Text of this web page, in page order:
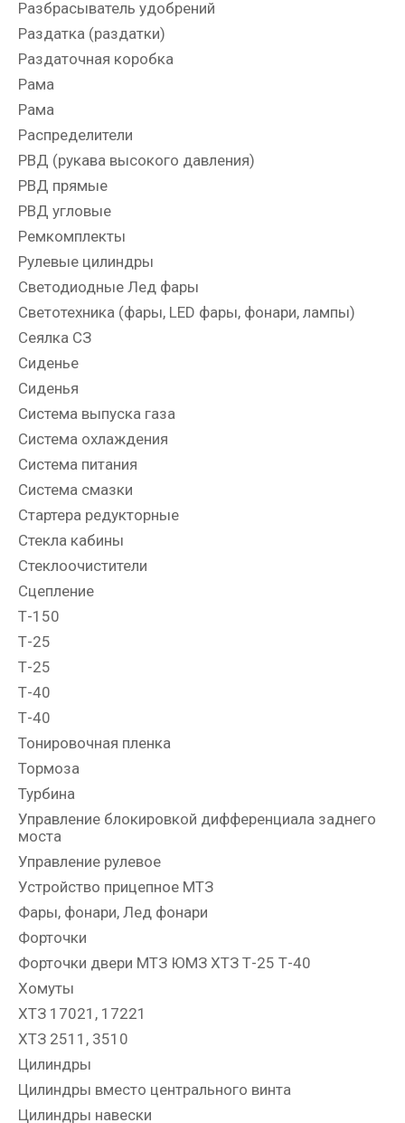
Разбрасыватель удобрений
Раздатка (раздатки)
Раздаточная коробка
Рама
Рама
Распределители
РВД (рукава высокого давления)
РВД прямые
РВД угловые
Ремкомплекты
Рулевые цилиндры
Светодиодные Лед фары
Светотехника (фары, LED фары, фонари, лампы)
Сеялка СЗ
Сиденье
Сиденья
Система выпуска газа
Система охлаждения
Система питания
Система смазки
Стартера редукторные
Стекла кабины
Стеклоочистители
Сцепление
Т-150
Т-25
Т-25
Т-40
Т-40
Тонировочная пленка
Тормоза
Турбина
Управление блокировкой дифференциала заднего
моста
Управление рулевое
Устройство прицепное МТЗ
Фары, фонари, Лед фонари
Форточки
Форточки двери МТЗ ЮМЗ ХТЗ Т-25 Т-40
Хомуты
ХТЗ 17021, 17221
ХТЗ 2511, 3510
Цилиндры
Цилиндры вместо центрального винта
Цилиндры навески